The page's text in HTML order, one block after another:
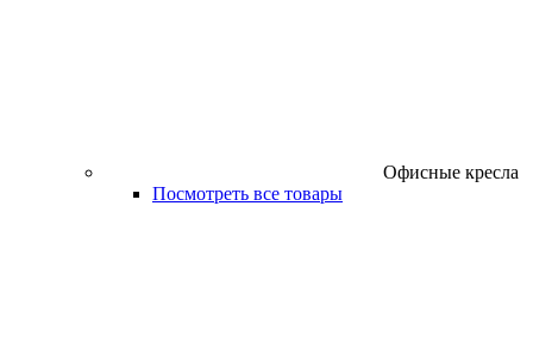
Офисные кресла
Посмотреть все товары